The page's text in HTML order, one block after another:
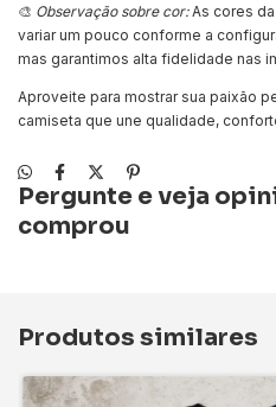
🎨 Observação sobre cor:As cores
variar um pouco conforme a
mas garantimos alta fidelidade nas
Aproveite para mostrar sua paixão
camiseta que une qualidade,
Pergunte e veja
comprou
Produtos similares